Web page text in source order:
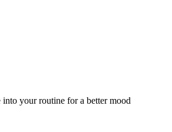
into your routine for a better mood